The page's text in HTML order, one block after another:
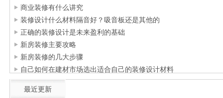
商业装修有什么讲究
装修设计什么材料隔音好？吸音板还是其他的
正确的装修设计是未来盈利的基础
新房装修主要攻略
新房装修的几大步骤
自己如何在建材市场选出适合自己的装修设计材料
最近更新